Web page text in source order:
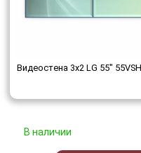
Видеостена 3x2 LG 55"
В наличии